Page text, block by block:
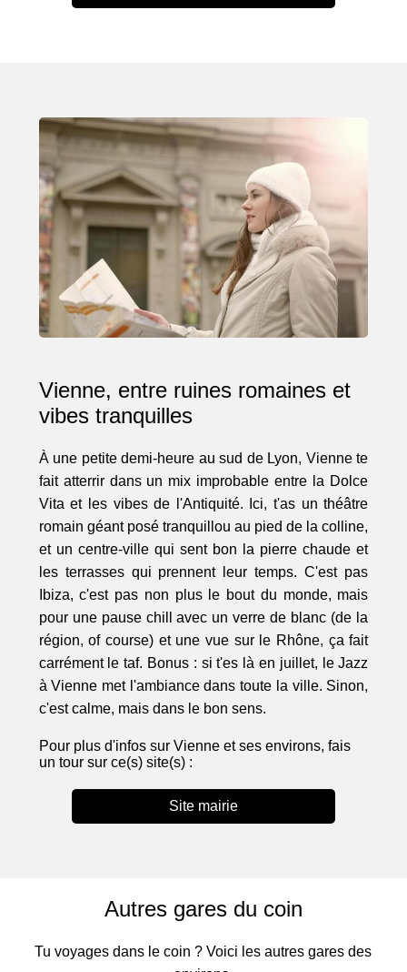
Vienne, entre ruines romaines et
vibes tranquilles
À une petite demi-heure au sud de Lyon, Vienne te
fait atterrir dans un mix improbable entre la Dolce
Vita et les vibes de l'Antiquité. Ici, t'as un théâtre
romain géant posé tranquillou au pied de la colline,
et un centre-ville qui sent bon la pierre chaude et
les terrasses qui prennent leur temps. C'est pas
Ibiza, c'est pas non plus le bout du monde, mais
pour une pause chill avec un verre de blanc (de la
région, of course) et une vue sur le Rhône, ça fait
carrément le taf. Bonus : si t'es là en juillet, le Jazz
à Vienne met l'ambiance dans toute la ville. Sinon,
c'est calme, mais dans le bon sens.
Pour plus d'infos sur Vienne et ses environs, fais
un tour sur ce(s) site(s) :
Site mairie
Autres gares du coin
Tu voyages dans le coin ? Voici les autres gares des